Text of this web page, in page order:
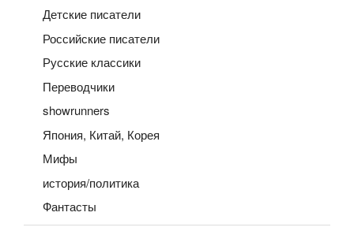
Детские писатели
Российские писатели
Русские классики
Переводчики
showrunners
Япония, Китай, Корея
Мифы
история/политика
Фантасты